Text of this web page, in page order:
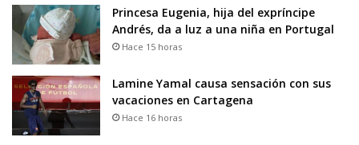
Princesa Eugenia, hija del expríncipe
Andrés, da a luz a una niña en Portugal
Hace 15 horas
Lamine Yamal causa sensación con sus
vacaciones en Cartagena
Hace 16 horas